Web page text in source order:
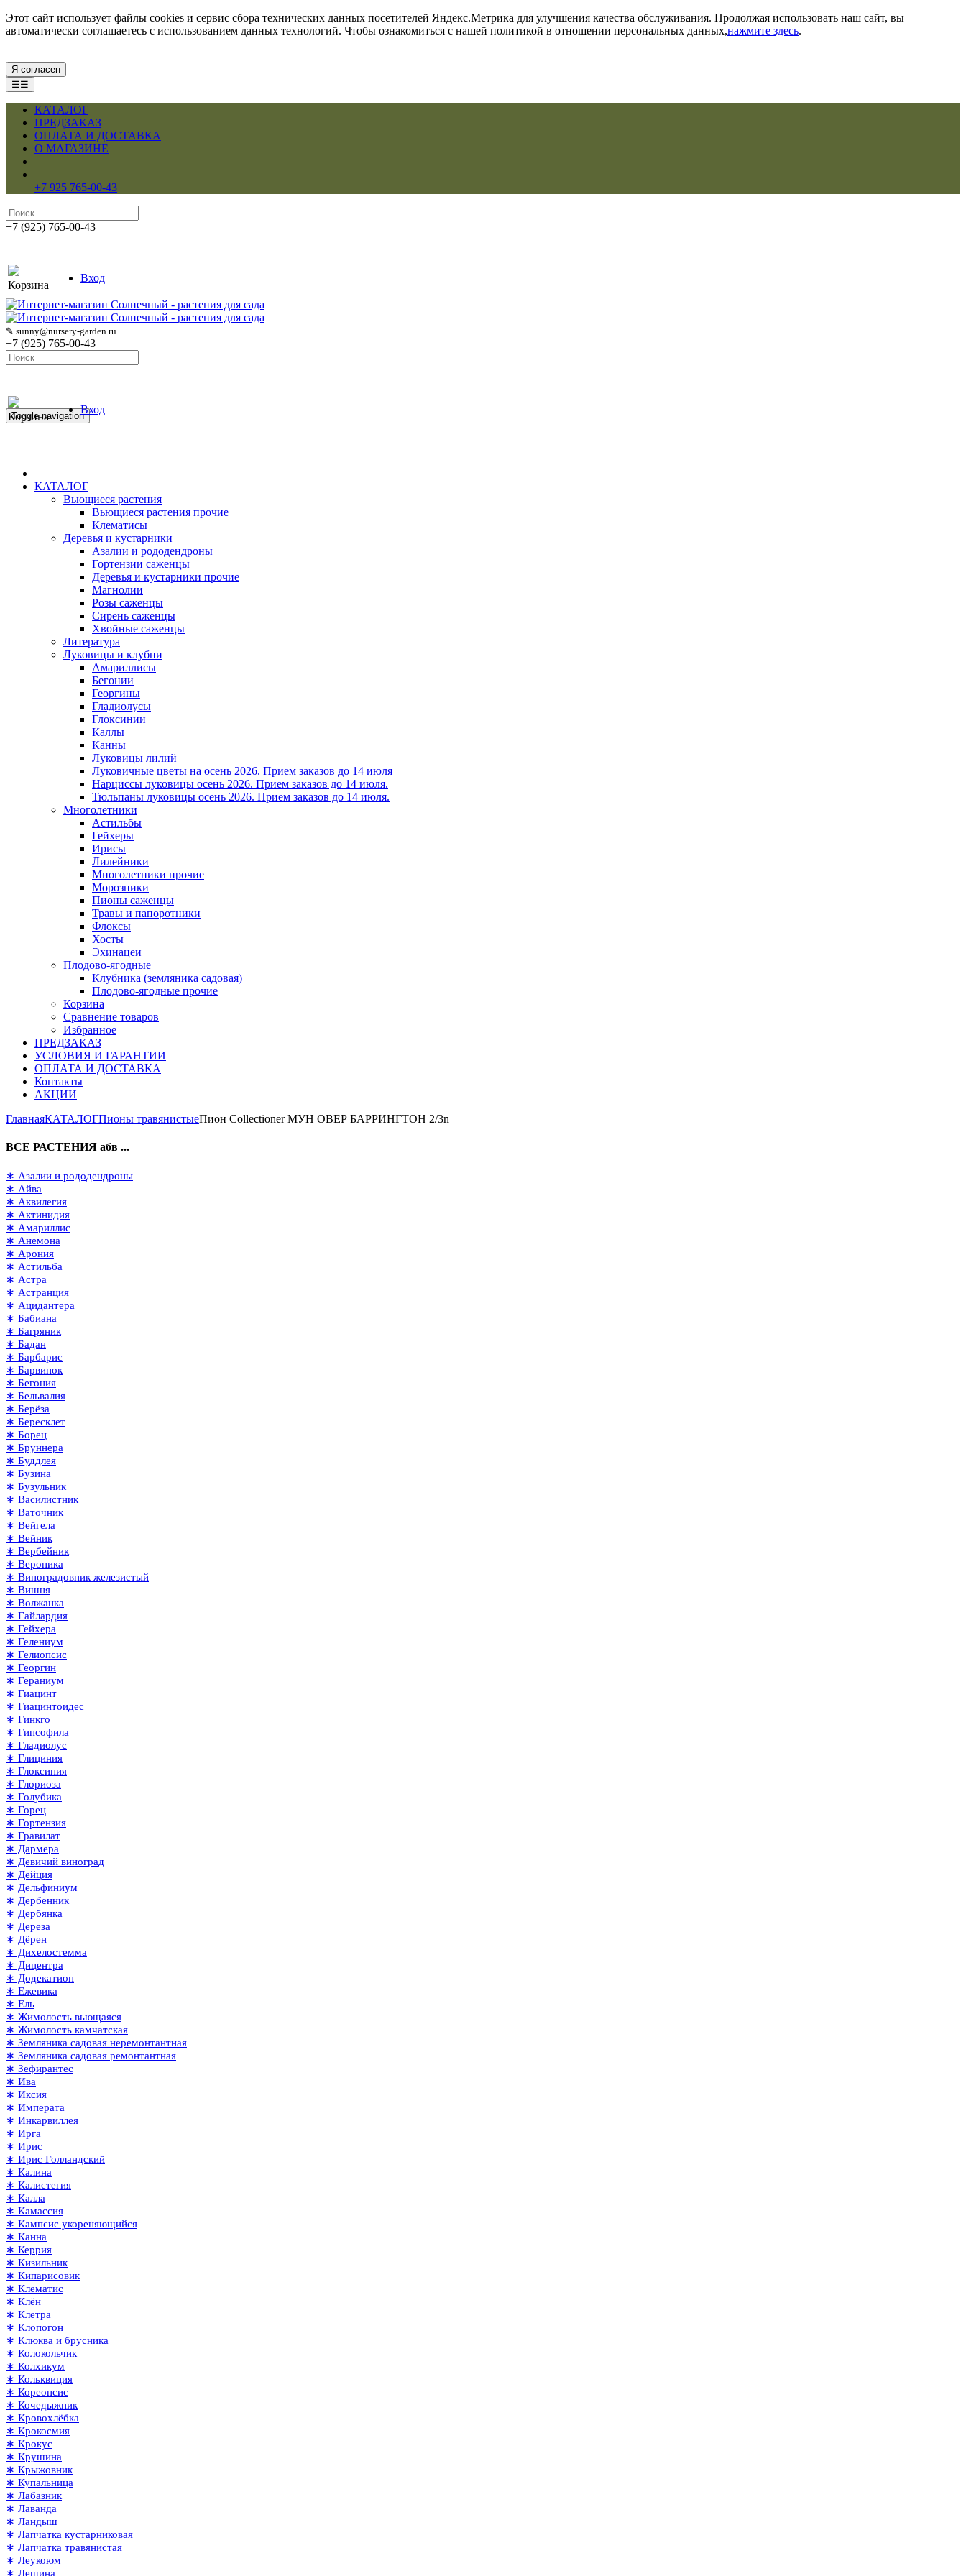
Этот сайт использует файлы cookies и сервис сбора технических данных посетителей Яндекс.Метрика для улучшения качества обслуживания. Продолжая использовать наш сайт, вы
автоматически соглашаетесь с использованием данных технологий. Чтобы ознакомиться с нашей политикой в отношении персональных данных,нажмите здесь.
Я согласен
☰☰
КАТАЛОГ
ПРЕДЗАКАЗ
ОПЛАТА И ДОСТАВКА
О МАГАЗИНЕ
+7 925 765-00-43
+7 (925) 765-00-43
Корзина
Вход
✎ sunny@nursery-garden.ru
+7 (925) 765-00-43
Корзина
Вход
Toggle navigation
КАТАЛОГ
Вьющиеся растения
Вьющиеся растения прочие
Клематисы
Деревья и кустарники
Азалии и рододендроны
Гортензии саженцы
Деревья и кустарники прочие
Магнолии
Розы саженцы
Сирень саженцы
Хвойные саженцы
Литература
Луковицы и клубни
Амариллисы
Бегонии
Георгины
Гладиолусы
Глоксинии
Каллы
Канны
Луковицы лилий
Луковичные цветы на осень 2026. Прием заказов до 14 июля
Нарциссы луковицы осень 2026. Прием заказов до 14 июля.
Тюльпаны луковицы осень 2026. Прием заказов до 14 июля.
Многолетники
Астильбы
Гейхеры
Ирисы
Лилейники
Многолетники прочие
Морозники
Пионы саженцы
Травы и папоротники
Флоксы
Хосты
Эхинацеи
Плодово-ягодные
Клубника (земляника садовая)
Плодово-ягодные прочие
Корзина
Сравнение товаров
Избранное
ПРЕДЗАКАЗ
УСЛОВИЯ И ГАРАНТИИ
ОПЛАТА И ДОСТАВКА
Контакты
АКЦИИ
ГлавнаяКАТАЛОГПионы травянистыеПион Collectioner МУН ОВЕР БАРРИНГТОН 2/3n
ВСЕ РАСТЕНИЯ абв ...
∗ Азалии и рододендроны
∗ Айва
∗ Аквилегия
∗ Актинидия
∗ Амариллис
∗ Анемона
∗ Арония
∗ Астильба
∗ Астра
∗ Астранция
∗ Ацидантера
∗ Бабиана
∗ Багряник
∗ Бадан
∗ Барбарис
∗ Барвинок
∗ Бегония
∗ Бельвалия
∗ Берёза
∗ Бересклет
∗ Борец
∗ Бруннера
∗ Буддлея
∗ Бузина
∗ Бузульник
∗ Василистник
∗ Ваточник
∗ Вейгела
∗ Вейник
∗ Вербейник
∗ Вероника
∗ Виноградовник железистый
∗ Вишня
∗ Волжанка
∗ Гайлардия
∗ Гейхера
∗ Гелениум
∗ Гелиопсис
∗ Георгин
∗ Гераниум
∗ Гиацинт
∗ Гиацинтоидес
∗ Гинкго
∗ Гипсофила
∗ Гладиолус
∗ Глициния
∗ Глоксиния
∗ Глориоза
∗ Голубика
∗ Горец
∗ Гортензия
∗ Гравилат
∗ Дармера
∗ Девичий виноград
∗ Дейция
∗ Дельфиниум
∗ Дербенник
∗ Дербянка
∗ Дереза
∗ Дёрен
∗ Дихелостемма
∗ Дицентра
∗ Додекатион
∗ Ежевика
∗ Ель
∗ Жимолость вьющаяся
∗ Жимолость камчатская
∗ Земляника садовая неремонтантная
∗ Земляника садовая ремонтантная
∗ Зефирантес
∗ Ива
∗ Иксия
∗ Императа
∗ Инкарвиллея
∗ Ирга
∗ Ирис
∗ Ирис Голландский
∗ Калина
∗ Калистегия
∗ Калла
∗ Камассия
∗ Кампсис укореняющийся
∗ Канна
∗ Керрия
∗ Кизильник
∗ Кипарисовик
∗ Клематис
∗ Клён
∗ Клетра
∗ Клопогон
∗ Клюква и брусника
∗ Колокольчик
∗ Колхикум
∗ Кольквиция
∗ Кореопсис
∗ Кочедыжник
∗ Кровохлёбка
∗ Крокосмия
∗ Крокус
∗ Крушина
∗ Крыжовник
∗ Купальница
∗ Лабазник
∗ Лаванда
∗ Ландыш
∗ Лапчатка кустарниковая
∗ Лапчатка травянистая
∗ Леукоюм
∗ Лещина